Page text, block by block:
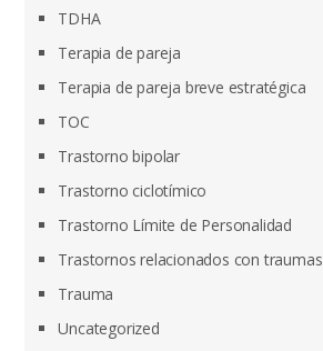
TDHA
Terapia de pareja
Terapia de pareja breve estratégica
TOC
Trastorno bipolar
Trastorno ciclotímico
Trastorno Límite de Personalidad
Trastornos relacionados con traumas
Trauma
Uncategorized